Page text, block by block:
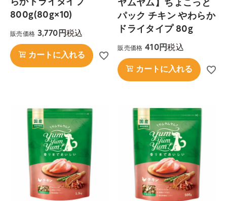
らかドライタイプ
800g(80g×10)
販売価格 3,770 税込
カートに入れる
ヤムヤム】ちょこっと
パック チキン やわらか
ドライタイプ 80g
販売価格 410 税込
カートに入れる